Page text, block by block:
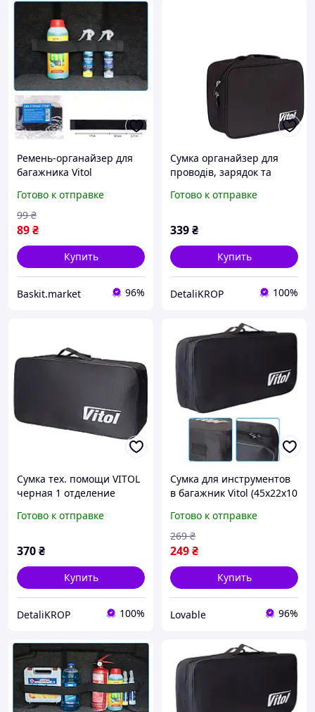
Ремень-органайзер для
багажника Vitol
отделения 5х40 см
Готово к отправке
89₴
99 ₴
Купить
Baskit.market 96%
Сумка органайзер для
проводів, зарядок та
Готово к отправке
339₴
Купить
DetaliKROP 100%
Сумка тех. помощи VITOL
черная 1 отделение
Готово к отправке
370₴
Купить
DetaliKROP 100%
Сумка для инструментов
в багажник Vitol (45х22х10
органайзер техпомощи
Oxford Черная
Готово к отправке
249₴
269 ₴
Купить
Lovable 96%